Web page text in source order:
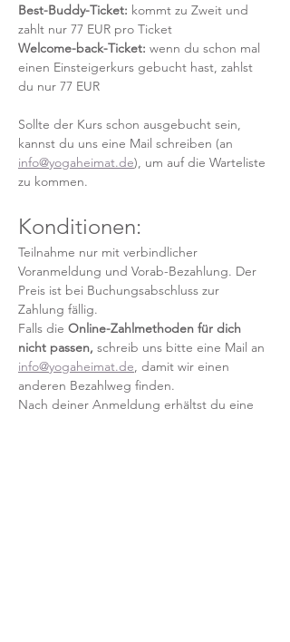
Best-Buddy-Ticket: kommt zu Zweit und
zahlt nur 77 EUR pro Ticket
Welcome-back-Ticket: wenn du schon mal
einen Einsteigerkurs gebucht hast, zahlst
du nur 77 EUR
Sollte der Kurs schon ausgebucht sein,
kannst du uns eine Mail schreiben (an
info@yogaheimat.de), um auf die Warteliste
zu kommen.
Konditionen:
Teilnahme nur mit verbindlicher
Voranmeldung und Vorab-Bezahlung. Der
Preis ist bei Buchungsabschluss zur
Zahlung fällig.
Falls die Online-Zahlmethoden für dich
nicht passen, schreib uns bitte eine Mail an
info@yogaheimat.de, damit wir einen
anderen Bezahlweg finden.
Nach deiner Anmeldung erhältst du eine